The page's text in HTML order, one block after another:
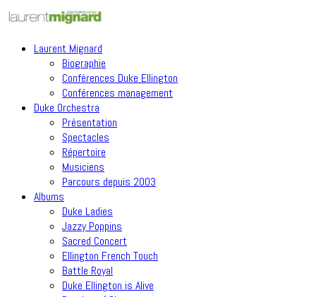
Laurent Mignard
Biographie
Conférences Duke Ellington
Conférences management
Duke Orchestra
Présentation
Spectacles
Répertoire
Musiciens
Parcours depuis 2003
Albums
Duke Ladies
Jazzy Poppins
Sacred Concert
Ellington French Touch
Battle Royal
Duke Ellington is Alive